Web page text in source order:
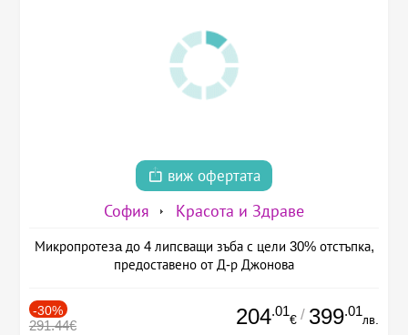
виж офертата
София Красота и Здраве
Микропротезa до 4 липсващи зъба с цели 30% отстъпка,
предоставено от Д-р Джонова
-30%
291.44€ 204.01
€ / 399.01
лв.